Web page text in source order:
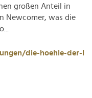
großen Anteil in
Newcomer, was die
die-hoehle-der-l